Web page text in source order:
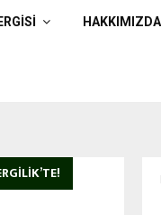
HAKKIMIZDA